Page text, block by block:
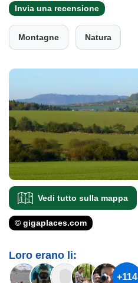
Invia una recensione
Montagne Natura
Vedi tutto sulla mappa
© gigaplaces.com
Loro erano li:
+114